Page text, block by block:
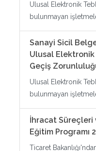
Ulusal Elektronik
bulunmayan
Sanayi Sicil
Ulusal
Geçiş
Ulusal Elektronik
bulunmayan
İhracat Süreçleri
Eğitim Programı
Ticaret